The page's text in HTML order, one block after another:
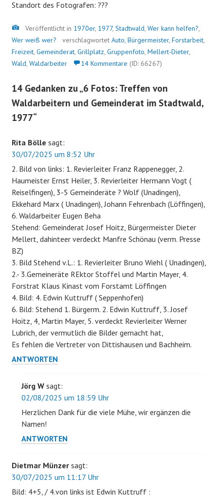
Standort des Fotografen: ???
Bild
Veröffentlicht in 1970er, 1977, Stadtwald, Wer kann helfen?,
Wer weiß wer?
verschlagwortet Auto, Bürgermeister, Forstarbeit,
Freizeit, Gemeinderat, Grillplatz, Gruppenfoto, Mellert-Dieter,
Wald, Waldarbeiter 14 Kommentare (ID: 66267)
14 Gedanken zu „6 Fotos: Treffen von
Waldarbeitern und Gemeinderat im Stadtwald,
1977“
Rita Bölle sagt:
30/07/2025 um 8:52 Uhr
2. Bild von links: 1. Revierleiter Franz Rappenegger, 2.
Haumeister Ernst Heiler, 3. Revierleiter Hermann Vogt (
Reiselfingen), 3-5 Gemeinderäte ? Wolf (Unadingen),
Ekkehard Marx ( Unadingen), Johann Fehrenbach (Löffingen),
6. Waldarbeiter Eugen Beha
Stehend: Gemeinderat Josef Hoitz, Bürgermeister Dieter
Mellert, dahinteer verdeckt Manfre Schönau (verm. Presse
BZ)
3. Bild Stehend v.L.: 1. Revierleiter Bruno Wiehl ( Unadingen),
2.- 3.Gemeineräte REktor Stoffel und Martin Mayer, 4.
Forstrat Klaus Kinast vom Forstamt Löffingen
4. Bild: 4. Edwin Kuttruff ( Seppenhofen)
6. Bild: Stehend 1. Bürgerm. 2. Edwin Kuttruff, 3. Josef
Hoitz, 4, Martin Mayer, 5. verdeckt Revierleiter Werner
Lubrich, der vermutlich die Bilder gemacht hat,
Es fehlen die Vertreter von Dittishausen und Bachheim.
ANTWORTEN
Jörg W sagt:
02/08/2025 um 18:59 Uhr
Herzlichen Dank für die viele Mühe, wir ergänzen die
Namen!
ANTWORTEN
Dietmar Münzer sagt:
30/07/2025 um 11:17 Uhr
Bild: 4+5, / 4.von links ist Edwin Kuttruff :